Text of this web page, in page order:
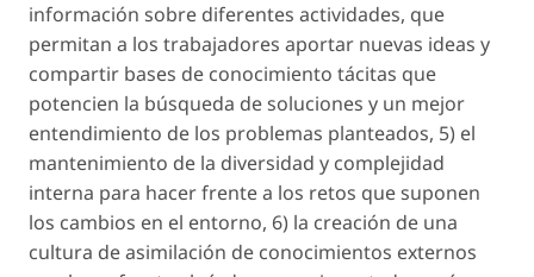
información sobre diferentes actividades, que
permitan a los trabajadores aportar nuevas ideas y
compartir bases de conocimiento tácitas que
potencien la búsqueda de soluciones y un mejor
entendimiento de los problemas planteados, 5) el
mantenimiento de la diversidad y complejidad
interna para hacer frente a los retos que suponen
los cambios en el entorno, 6) la creación de una
cultura de asimilación de conocimientos externos